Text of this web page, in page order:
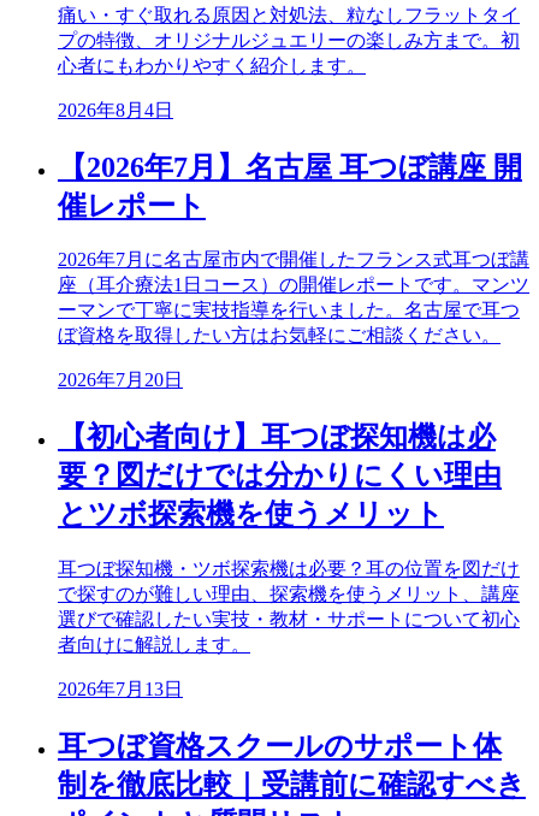
痛い・すぐ取れる原因と対処法、粒なしフラットタイ
プの特徴、オリジナルジュエリーの楽しみ方まで。初
心者にもわかりやすく紹介します。
2026年8月4日
【2026年7月】名古屋 耳つぼ講座 開
催レポート
2026年7月に名古屋市内で開催したフランス式耳つぼ講
座（耳介療法1日コース）の開催レポートです。マンツ
ーマンで丁寧に実技指導を行いました。名古屋で耳つ
ぼ資格を取得したい方はお気軽にご相談ください。
2026年7月20日
【初心者向け】耳つぼ探知機は必
要？図だけでは分かりにくい理由
とツボ探索機を使うメリット
耳つぼ探知機・ツボ探索機は必要？耳の位置を図だけ
で探すのが難しい理由、探索機を使うメリット、講座
選びで確認したい実技・教材・サポートについて初心
者向けに解説します。
2026年7月13日
耳つぼ資格スクールのサポート体
制を徹底比較｜受講前に確認すべき